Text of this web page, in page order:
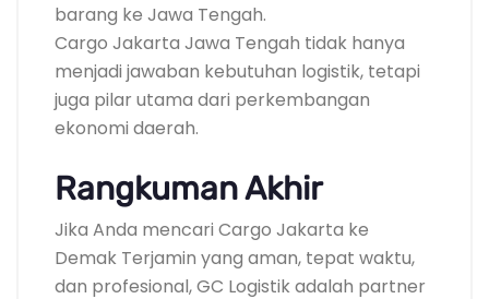
barang ke Jawa Tengah.
Cargo Jakarta Jawa Tengah tidak hanya
menjadi jawaban kebutuhan logistik, tetapi
juga pilar utama dari perkembangan
ekonomi daerah.
Rangkuman Akhir
Jika Anda mencari Cargo Jakarta ke
Demak Terjamin yang aman, tepat waktu,
dan profesional, GC Logistik adalah partner